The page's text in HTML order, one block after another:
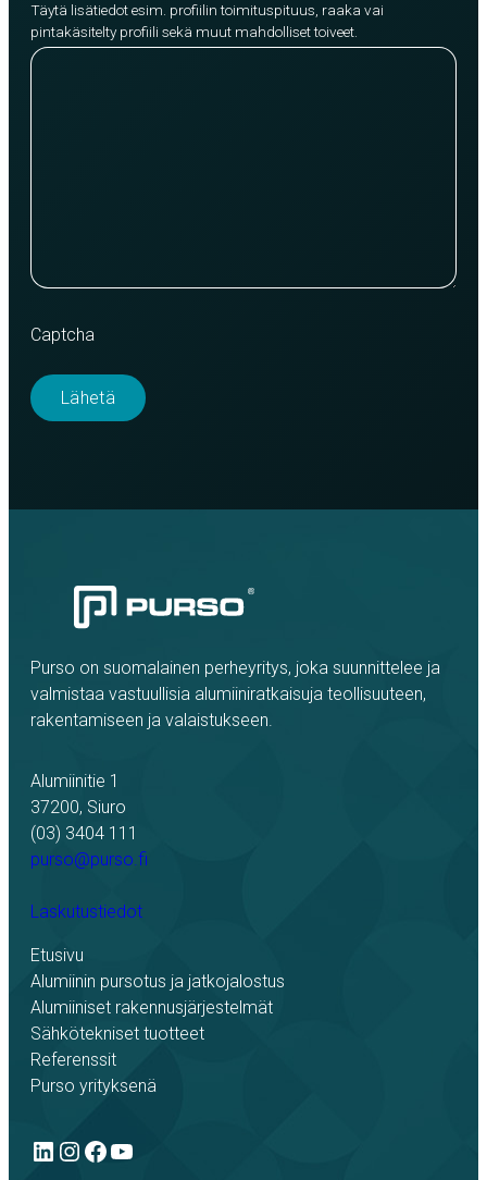
Täytä lisätiedot esim. profiilin toimituspituus, raaka vai
pintakäsitelty profiili sekä muut mahdolliset toiveet.
Captcha
Purso on suomalainen perheyritys, joka suunnittelee ja
valmistaa vastuullisia alumiiniratkaisuja teollisuuteen,
rakentamiseen ja valaistukseen.
Alumiinitie 1
37200, Siuro
(03) 3404 111
purso@purso.fi
Laskutustiedot
Etusivu
Alumiinin pursotus ja jatkojalostus
Alumiiniset rakennusjärjestelmät
Sähkötekniset tuotteet
Referenssit
Purso yrityksenä
LinkedIn
Instagram
Facebook
YouTube